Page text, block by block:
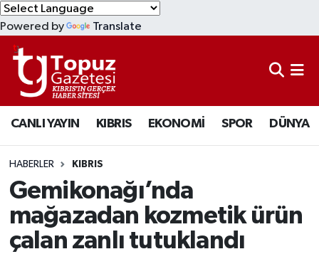
Powered by Translate
CANLI YAYIN KIBRIS EKONOMİ SPOR DÜNYA
HABERLER KIBRIS
Gemikonağı’nda
mağazadan kozmetik ürün
çalan zanlı tutuklandı
KIBRIS
DÜNYA
EKONOMİ
MAGAZİN
SAĞLIK
SPOR
Lefkoşa Nöbetçi Eczaneler
Lefkoşa Hava Durumu
Lefkoşa Trafik Yoğunluk Haritası
Süper Lig Puan Durumu ve Fikstür
Tüm Manşetler
Son Dakika Haberleri